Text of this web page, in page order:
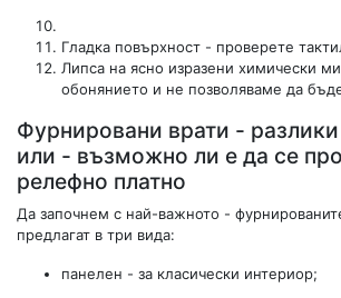
Гладка повърхност - проверете
Липса на ясно изразени химически
обонянието и не позволяваме да
Фурнировани врати -
или - възможно ли е да се
релефно платно
Да започнем с най-важното -
предлагат в три вида:
панелен - за класически интериор;